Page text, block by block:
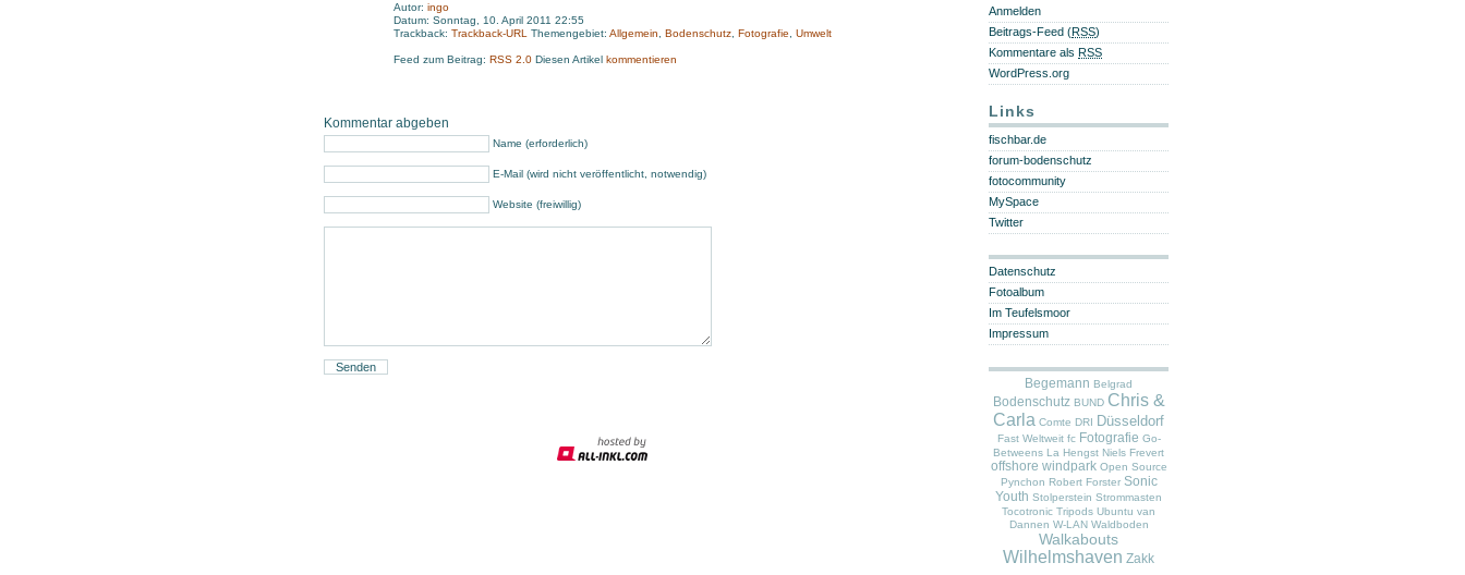
Autor: ingo
Datum: Sonntag, 10. April 2011 22:55
Trackback: Trackback-URL Themengebiet: Allgemein Bodenschutz Fotografie Umwelt
Feed zum Beitrag: RSS 2.0 Diesen Artikel kommentieren
Kommentar abgeben
Name (erforderlich)
E-Mail (wird nicht veröffentlicht, notwendig)
Website (freiwillig)
Anmelden
Beitrags-Feed (RSS)
Kommentare als RSS
WordPress.org
Links
fischbar.de
forum-bodenschutz
fotocommunity
MySpace
Twitter
Datenschutz
Fotoalbum
Im Teufelsmoor
Impressum
Begemann Belgrad
Bodenschutz BUND Chris &
Carla Comte DRI Düsseldorf
Fast Weltweit fc Fotografie Go-
Betweens La Hengst Niels Frevert
offshore windpark Open Source
Pynchon Robert Forster Sonic
Youth Stolperstein Strommasten
Tocotronic Tripods Ubuntu van
Dannen W-LAN Waldboden
Walkabouts
Wilhelmshaven Zakk